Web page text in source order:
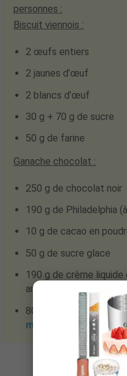
personnes :
Biscuit viennois :
2 œufs entiers
2 jaunes d’œuf
2 blancs d’œuf
30 g + 70 g de sucre
50 g de farine
Ganache chocolat :
250 g de chocolat noir
190 g de Philadelphia
10 g de cacao en
50 g de sucre glace
190 g de crème
ambiante)
80 g de caramel au
maison ici